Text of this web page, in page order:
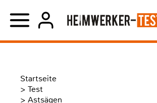
Startseite
> Test
> Astsägen